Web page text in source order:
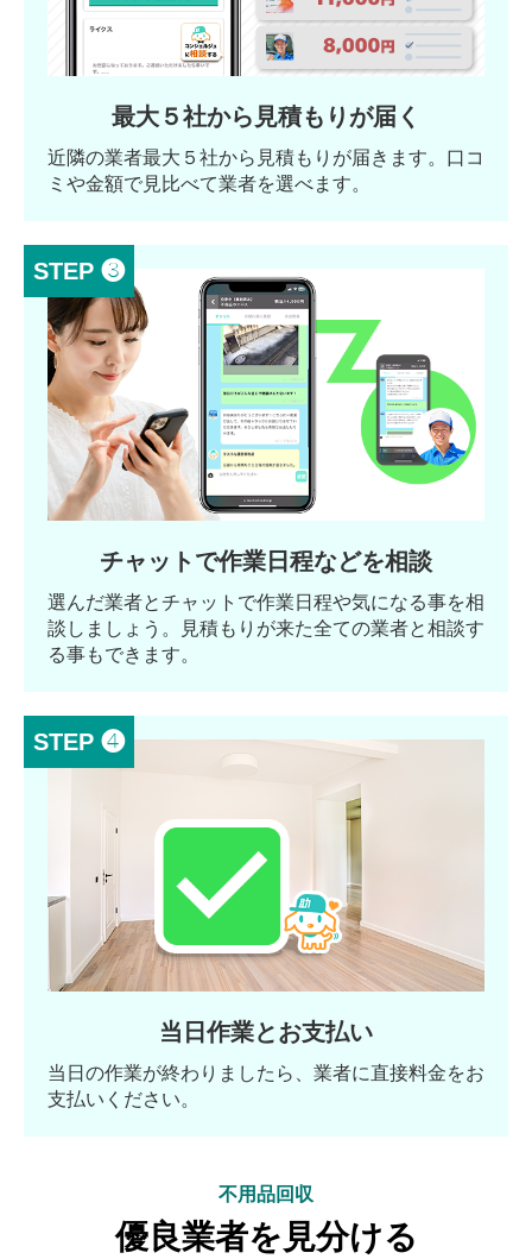
最大５社から見積もりが届く
近隣の業者最大５社から見積もりが届きます。口コ
ミや金額で見比べて業者を選べます。
STEP ❸
チャットで作業日程などを相談
選んだ業者とチャットで作業日程や気になる事を相
談しましょう。見積もりが来た全ての業者と相談す
る事もできます。
STEP ❹
当日作業とお支払い
当日の作業が終わりましたら、業者に直接料金をお
支払いください。
不用品回収
優良業者を見分ける